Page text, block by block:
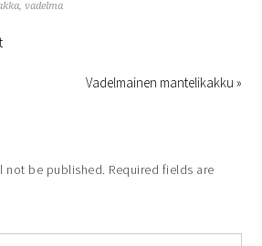
,vadelma
Vadelmainen mantelikakku »
not be published. Required fields are